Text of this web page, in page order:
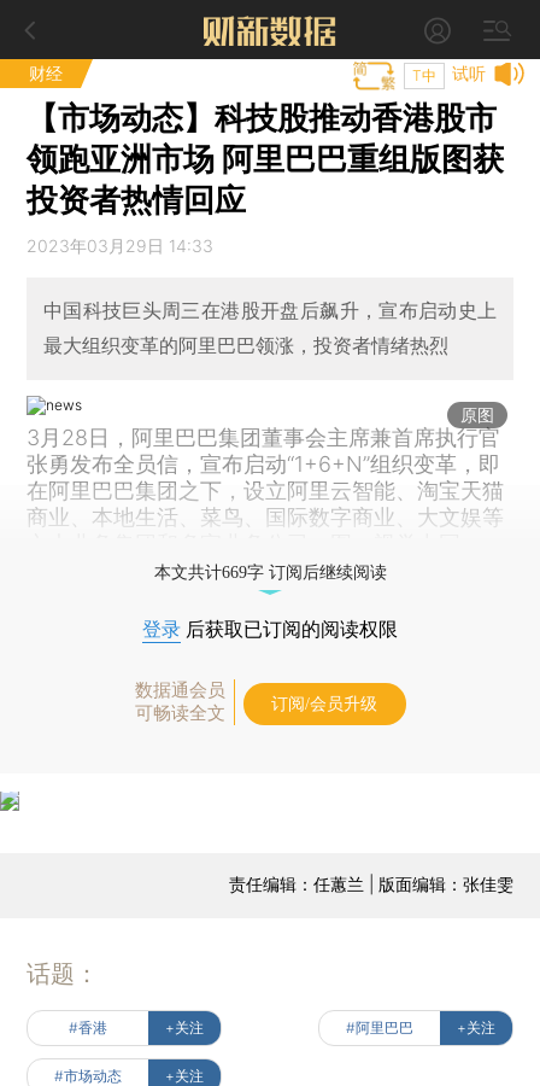
财经 试听
T中
【市场动态】科技股推动香港股市
领跑亚洲市场 阿里巴巴重组版图获
投资者热情回应
2023年03月29日 14:33
中国科技巨头周三在港股开盘后飙升，宣布启动史上
最大组织变革的阿里巴巴领涨，投资者情绪热烈
原图
3月28日，阿里巴巴集团董事会主席兼首席执行官
张勇发布全员信，宣布启动“1+6+N”组织变革，即
在阿里巴巴集团之下，设立阿里云智能、淘宝天猫
商业、本地生活、菜鸟、国际数字商业、大文娱等
本文共计669字 订阅后继续阅读
登录 后获取已订阅的阅读权限
数据通会员
可畅读全文
订阅/会员升级
责任编辑：任蕙兰 | 版面编辑：张佳雯
话题：
#香港 +关注 #阿里巴巴 +关注
#市场动态 +关注